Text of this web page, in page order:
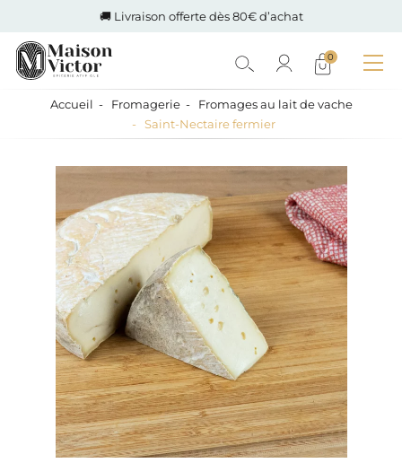
🚚 Livraison offerte dès 80€ d’achat
0
Accueil Fromagerie
Fromages au lait de vache
Saint-Nectaire fermier